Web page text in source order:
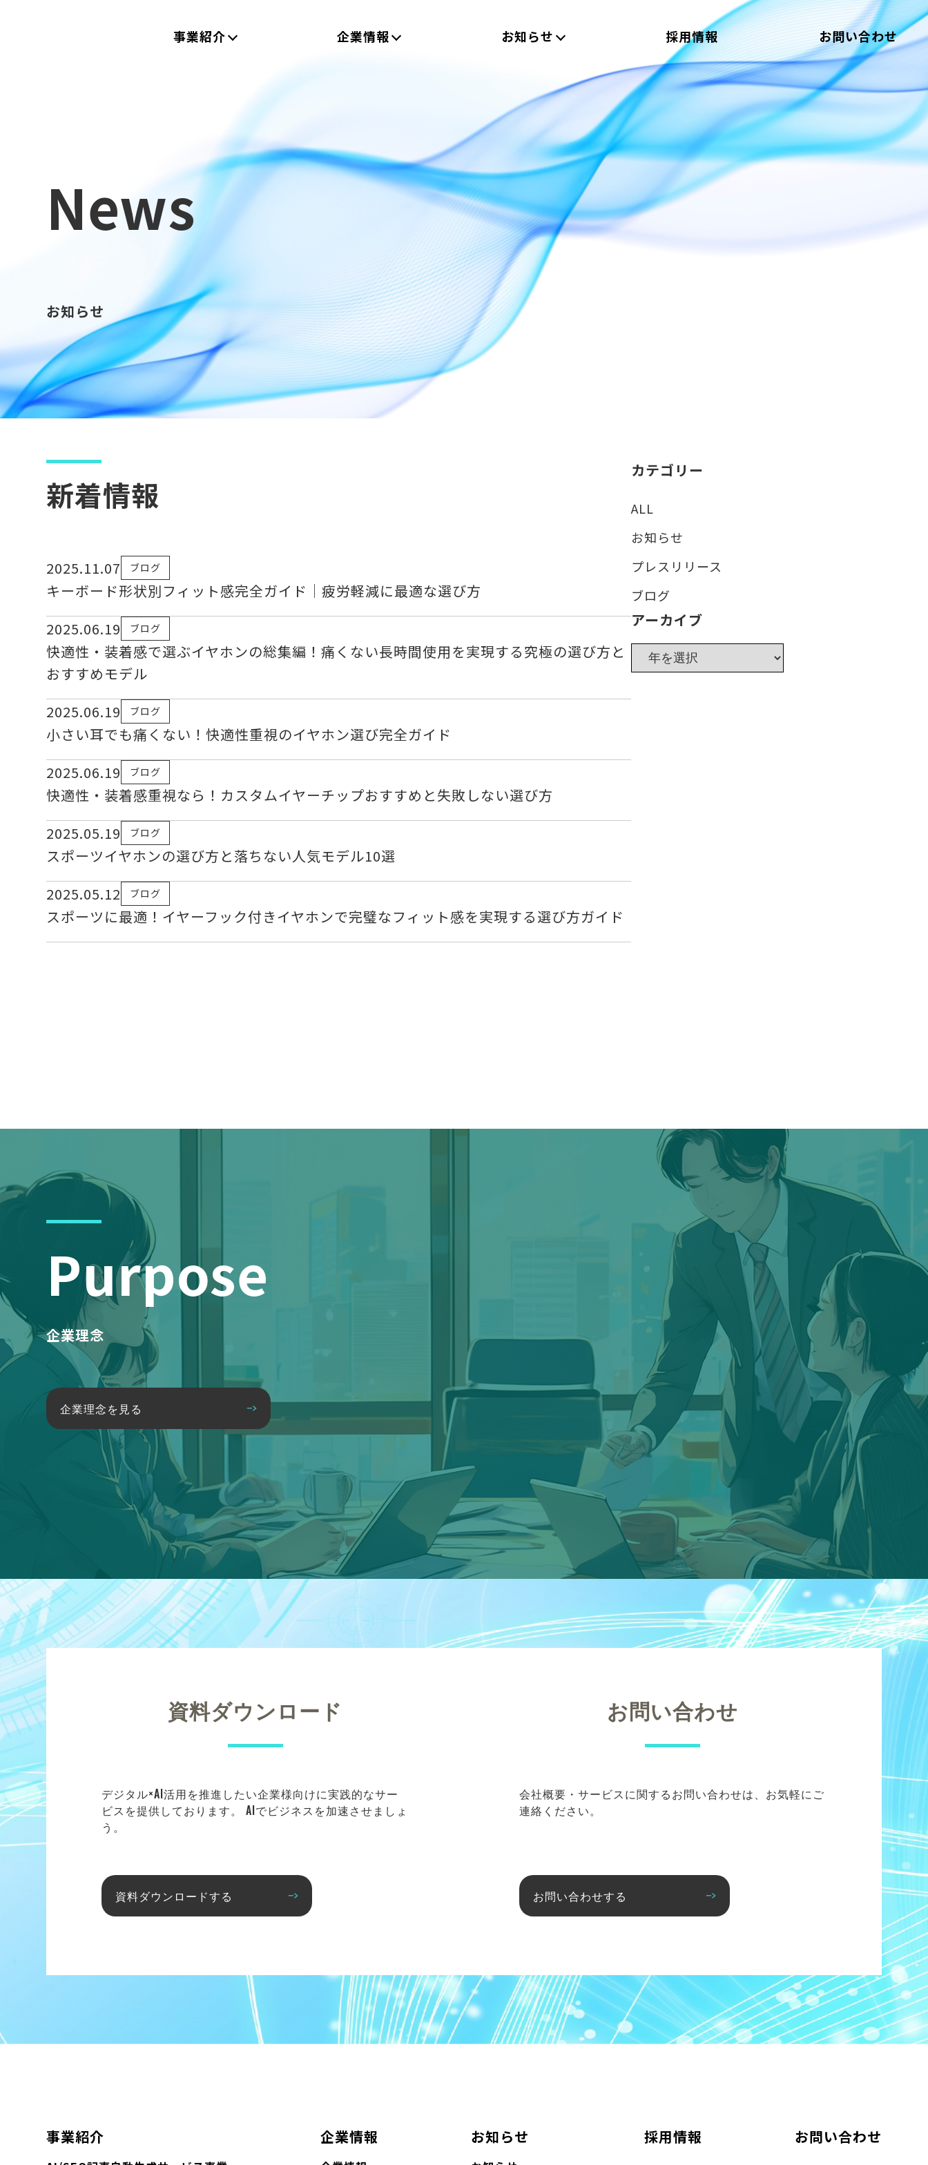
事業紹介 企業情報 お知らせ 採用情報 お問い合わせ
News
お知らせ
新着情報
2025.11.07 ブログ
キーボード形状別フィット感完全ガイド｜疲労軽減に最適な選び方
2025.06.19
ブログ
快適性・装着感で選ぶイヤホンの総集編！痛くない長時間使用を実現する究極の選び方と
おすすめモデル
2025.06.19
ブログ
小さい耳でも痛くない！快適性重視のイヤホン選び完全ガイド
2025.06.19
ブログ
快適性・装着感重視なら！カスタムイヤーチップおすすめと失敗しない選び方
2025.05.19
ブログ
スポーツイヤホンの選び方と落ちない人気モデル10選
2025.05.12
ブログ
スポーツに最適！イヤーフック付きイヤホンで完璧なフィット感を実現する選び方ガイド
カテゴリー
ALL
お知らせ
プレスリリース
ブログ
アーカイブ
Purpose
企業理念
企業理念を見る
資料ダウンロード
デジタル×AI活用を推進したい企業様向けに実践的なサー
ビスを提供しております。 AIでビジネスを加速させましょ
う。
資料ダウンロードする
お問い合わせ
会社概要・サービスに関するお問い合わせは、お気軽にご
連絡ください。
お問い合わせする
事業紹介 企業情報 お知らせ 採用情報 お問い合わせ